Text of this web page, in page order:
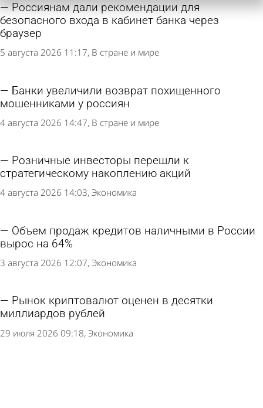
Россиянам дали рекомендации для
безопасного входа в кабинет банка через
браузер
5 августа 2026 11:17 В стране и мире
Банки увеличили возврат похищенного
мошенниками у россиян
4 августа 2026 14:47 В стране и мире
Розничные инвесторы перешли к
стратегическому накоплению акций
4 августа 2026 14:03 Экономика
Объем продаж кредитов наличными в России
вырос на 64%
3 августа 2026 12:07 Экономика
Рынок криптовалют оценен в десятки
миллиардов рублей
29 июля 2026 09:18 Экономика